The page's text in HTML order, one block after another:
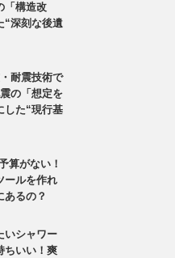
「構造改
“深刻な後遺
耐震技術で
の「想定を
した“現行基
算がない！
ールを作れ
あるの？
いシャワー
ちいい！爽